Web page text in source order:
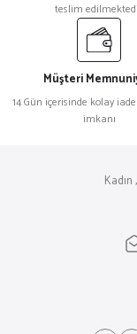
Guess Gu7909/S
teslim
Müşteri
14 Gün içerisinde kolay
imkanı